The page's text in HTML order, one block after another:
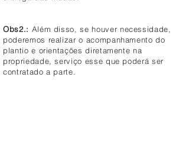
Obs2.: Além disso, se houver necessidade,
poderemos realizar o acompanhamento do
plantio e orientações diretamente na
propriedade, serviço esse que poderá ser
contratado a parte.